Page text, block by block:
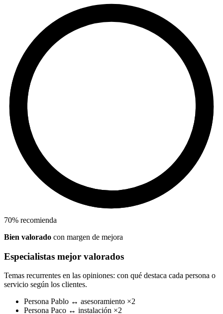
70% recomienda
Bien valorado con margen de mejora
Especialistas mejor valorados
Temas recurrentes en las opiniones: con qué destaca cada persona o
servicio según los clientes.
Persona Pablo ↔ asesoramiento ×2
Persona Paco ↔ instalación ×2